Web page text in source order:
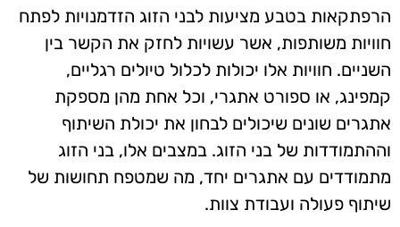
הרפתקאות בטבע מציעות לבני הזוג הזדמנויות לפתח
חוויות משותפות, אשר עשויות לחזק את הקשר בין
השניים. חוויות אלו יכולות לכלול טיולים רגליים,
קמפינג, או ספורט אתגרי, וכל אחת מהן מספקת
אתגרים שונים שיכולים לבחון את יכולת השיתוף
וההתמודדות של בני הזוג. במצבים אלו, בני הזוג
מתמודדים עם אתגרים יחד, מה שמטפח תחושות של
שיתוף פעולה ועבודת צוות.